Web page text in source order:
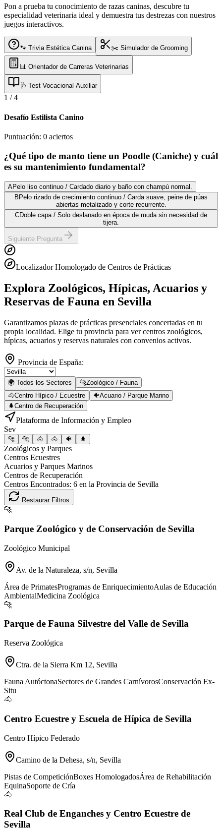
Pon a prueba tu conocimiento de razas caninas, descubre tu
especialidad veterinaria ideal y demuestra tus destrezas con nuestros
juegos interactivos.
🐾 Trivia Estética Canina ✂️ Simulador de Grooming
📊 Orientador de Carreras Veterinarias
🩺 Test Vocacional Auxiliar
1 /4
Desafío Estilista Canino
Puntuación: 0 aciertos
¿Qué tipo de manto tiene un Poodle (Caniche) y cuál
es su mantenimiento fundamental?
APelo liso continuo / Cardado diario y baño con champú normal.
B Pelo rizado de crecimiento continuo / Carda suave, peine de púas
abiertas metalizado y corte recurrente.
CDoble capa / Solo deslanado en época de muda sin necesidad de
tijera.
Siguiente Pregunta
Localizador Homologado de Centros de Prácticas
Explora Zoológicos, Hípicas, Acuarios y
Reservas de Fauna en Sevilla
Garantizamos plazas de prácticas presenciales concertadas en tu
propia localidad. Elige tu provincia para ver centros zoológicos,
hípicas, acuarios y reservas naturales con convenios activos.
Provincia de España:
🌍 Todos los Sectores 🐆Zoológico / Fauna
🐴Centro Hípico / Ecuestre 🐠Acuario / Parque Marino
🌲Centro de Recuperación
Plataforma de Información y Empleo
Sev
🐆 🐆 🐴 🐴 🐠 🌲
Zoológicos y Parques
Centros Ecuestres
Acuarios y Parques Marinos
Centros de Recuperación
Centros Encontrados: 6 en la Provincia de Sevilla
Restaurar Filtros
🐆
Parque Zoológico y de Conservación de Sevilla
Zoológico Municipal
Av. de la Naturaleza, s/n, Sevilla
Área de PrimatesProgramas de EnriquecimientoAulas de Educación
AmbientalMedicina Zoológica
🐆
Parque de Fauna Silvestre del Valle de Sevilla
Reserva Zoológica
Ctra. de la Sierra Km 12, Sevilla
Fauna AutóctonaSectores de Grandes CarnívorosConservación Ex-
Situ
🐴
Centro Ecuestre y Escuela de Hípica de Sevilla
Centro Hípico Federado
Camino de la Dehesa, s/n, Sevilla
Pistas de CompeticiónBoxes HomologadosÁrea de Rehabilitación
EquinaSoporte de Cría
🐴
Real Club de Enganches y Centro Ecuestre de
Sevilla